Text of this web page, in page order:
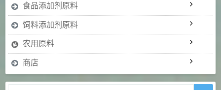
食品添加剂原料
饲料添加剂原料
农用原料
商店